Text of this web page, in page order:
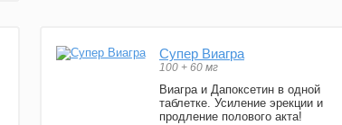
Супер Виагра
100 + 60 мг
Виагра и Дапоксетин в одной
таблетке. Усиление эрекции и
продление полового акта!